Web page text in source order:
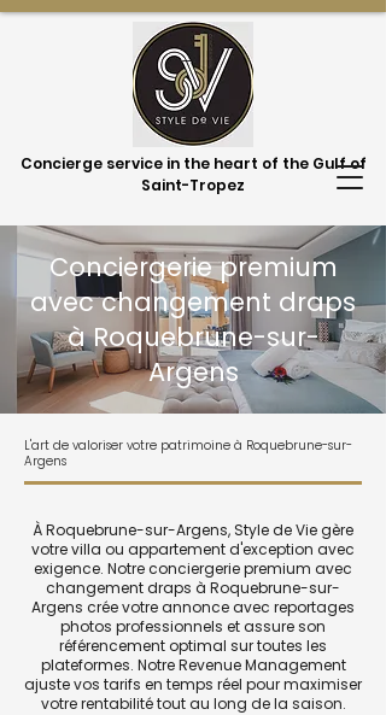
Concierge service in the heart of the Gulf of
Saint-Tropez
Conciergerie premium
avec changement draps
à Roquebrune-sur-
Argens
L'art de valoriser votre patrimoine à Roquebrune-sur-
Argens
À Roquebrune-sur-Argens, Style de Vie gère
votre villa ou appartement d'exception avec
exigence. Notre conciergerie premium avec
changement draps à Roquebrune-sur-
Argens crée votre annonce avec reportages
photos professionnels et assure son
référencement optimal sur toutes les
plateformes. Notre Revenue Management
ajuste vos tarifs en temps réel pour maximiser
votre rentabilité tout au long de la saison.